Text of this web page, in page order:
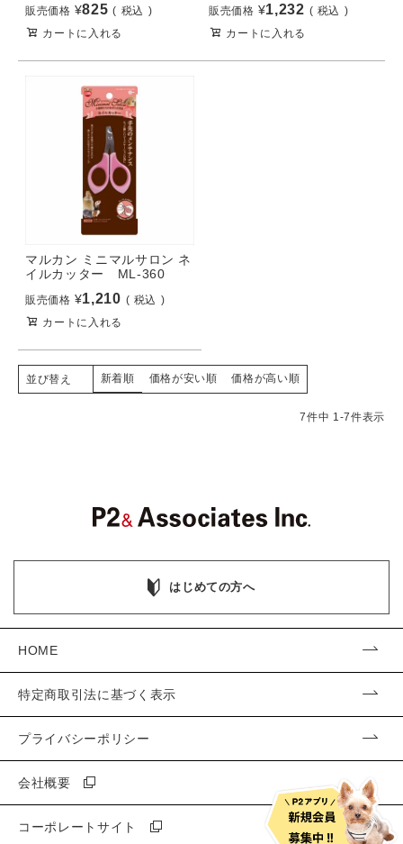
販売価格 ¥825
税込
カートに入れる
販売価格 ¥1,232
税込
カートに入れる
マルカン ミニマルサロン ネ
イルカッター ML-360
販売価格 ¥1,210
税込
カートに入れる
並び替え 新着順 価格が安い順 価格が高い順
7件中 1-7件表示
はじめての方へ
HOME
特定商取引法に基づく表示
プライバシーポリシー
会社概要
コーポレートサイト